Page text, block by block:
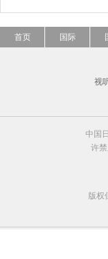
首页 国际
视
中国
许
版权